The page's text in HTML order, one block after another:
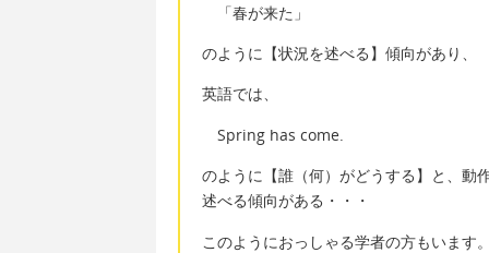
「春が来た」
のように【状況を述べる】傾向があり、
英語では、
Spring has come.
のように【誰（何）がどうする】と、動
述べる傾向がある・・・
このようにおっしゃる学者の方もいます。